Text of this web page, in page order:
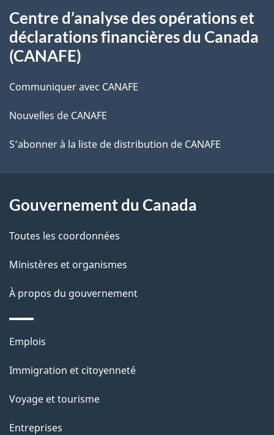
propos
de
ce
Centre d’analyse des opérations et
déclarations financières du Canada
(CANAFE)
Communiquer avec CANAFE
Nouvelles de CANAFE
S’abonner à la liste de distribution de CANAFE
Gouvernement du Canada
Toutes les coordonnées
Ministères et organismes
À propos du gouvernement
Thèmes
sujets
Emplois
Immigration et citoyenneté
Voyage et tourisme
Entreprises